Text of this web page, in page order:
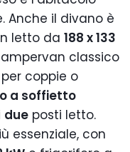
Anche il divano è
letto da 188 x 133
classico
coppie o
a soffietto
due posti letto.
essenziale, con